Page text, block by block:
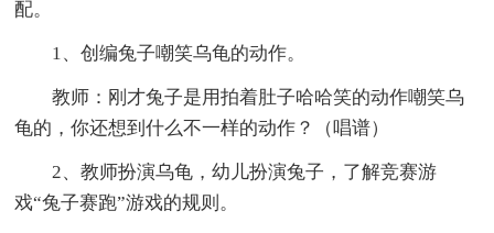
配。
1、创编兔子嘲笑乌龟的动作。
教师：刚才兔子是用拍着肚子哈哈笑的动作嘲笑乌
龟的，你还想到什么不一样的动作？（唱谱）
2、教师扮演乌龟，幼儿扮演兔子，了解竞赛游
戏“兔子赛跑”游戏的规则。